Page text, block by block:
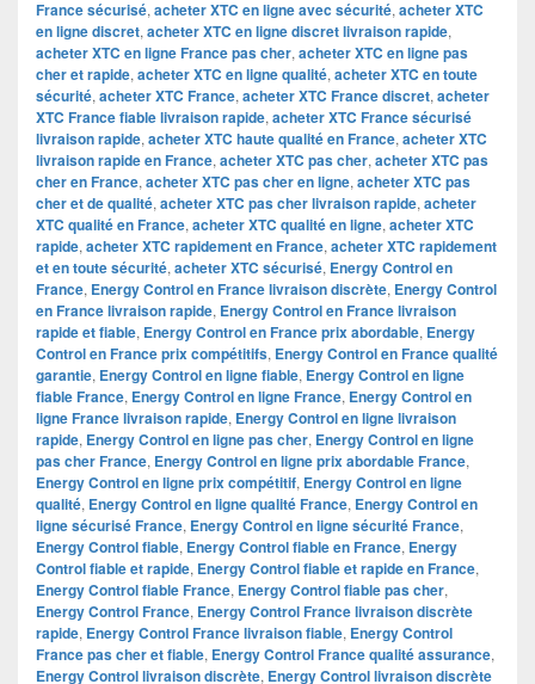
France sécurisé, acheter XTC en ligne avec sécurité, acheter XTC
en ligne discret, acheter XTC en ligne discret livraison rapide,
acheter XTC en ligne France pas cher, acheter XTC en ligne pas
cher et rapide, acheter XTC en ligne qualité, acheter XTC en toute
sécurité, acheter XTC France, acheter XTC France discret, acheter
XTC France fiable livraison rapide, acheter XTC France sécurisé
livraison rapide, acheter XTC haute qualité en France, acheter XTC
livraison rapide en France, acheter XTC pas cher, acheter XTC pas
cher en France, acheter XTC pas cher en ligne, acheter XTC pas
cher et de qualité, acheter XTC pas cher livraison rapide, acheter
XTC qualité en France, acheter XTC qualité en ligne, acheter XTC
rapide, acheter XTC rapidement en France, acheter XTC rapidement
et en toute sécurité, acheter XTC sécurisé, Energy Control en
France, Energy Control en France livraison discrète, Energy Control
en France livraison rapide, Energy Control en France livraison
rapide et fiable, Energy Control en France prix abordable, Energy
Control en France prix compétitifs, Energy Control en France qualité
garantie, Energy Control en ligne fiable, Energy Control en ligne
fiable France, Energy Control en ligne France, Energy Control en
ligne France livraison rapide, Energy Control en ligne livraison
rapide, Energy Control en ligne pas cher, Energy Control en ligne
pas cher France, Energy Control en ligne prix abordable France,
Energy Control en ligne prix compétitif, Energy Control en ligne
qualité, Energy Control en ligne qualité France, Energy Control en
ligne sécurisé France, Energy Control en ligne sécurité France,
Energy Control fiable, Energy Control fiable en France, Energy
Control fiable et rapide, Energy Control fiable et rapide en France,
Energy Control fiable France, Energy Control fiable pas cher,
Energy Control France, Energy Control France livraison discrète
rapide, Energy Control France livraison fiable, Energy Control
France pas cher et fiable, Energy Control France qualité assurance,
Energy Control livraison discrète, Energy Control livraison discrète